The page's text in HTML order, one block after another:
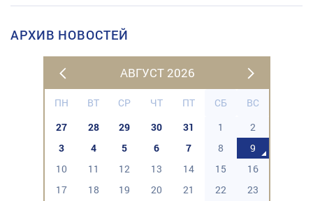
АРХИВ НОВОСТЕЙ
АВГУСТ 2026
ПН ВТ СР ЧТ ПТ СБ
ВС
27
28 29 30 31 1
2
3
4 5 6 7 8
9
10
11 12 13 14 15
16
17
18 19 20 21 22
23